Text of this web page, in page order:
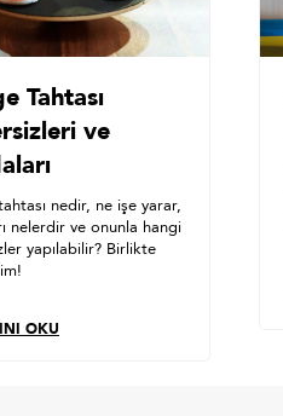
Tahtası
ve
nedir, ne işe yarar,
nelerdir ve onunla hangi
yapılabilir? Birlikte
OKU